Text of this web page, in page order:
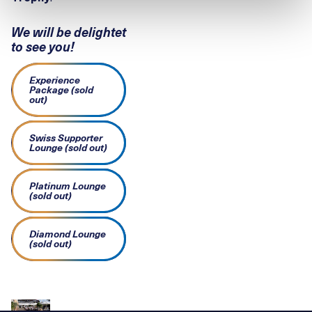
We will be delightet
to see you!
Experience
Package (sold
out)
Swiss Supporter
Lounge (sold out)
Platinum Lounge
(sold out)
Diamond Lounge
(sold out)